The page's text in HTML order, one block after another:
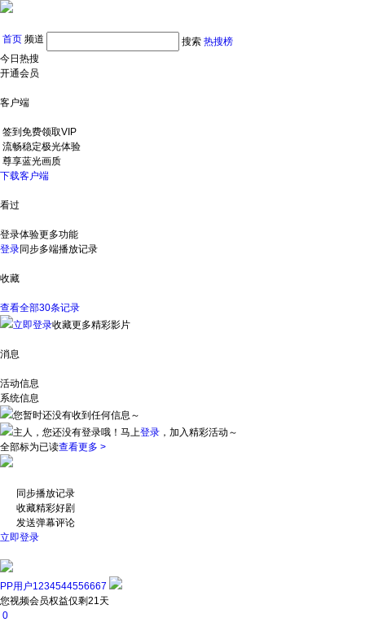
首页 频道 搜索 热搜榜
今日热搜
开通会员
客户端
签到免费领取VIP
流畅稳定极光体验
尊享蓝光画质
下载客户端
看过
登录体验更多功能
登录同步多端播放记录
收藏
查看全部30条记录
立即登录收藏更多精彩影片
消息
活动信息
系统信息
您暂时还没有收到任何信息～
主人，您还没有登录哦！ 马上登录 ，加入精彩活动～
全部标为已读查看更多 >
同步播放记录
收藏精彩好剧
发送弹幕评论
立即登录
PP用户1234544556667
您视频会员权益仅剩21天
0